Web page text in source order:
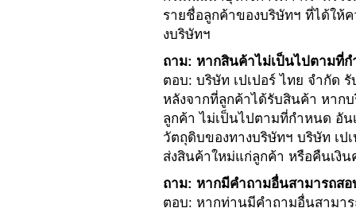
รายชื่อลูกค้าของบริษัทฯ ที่ได้ให้
งบริษัทฯ
ถาม: หากสินค้าไม่เป็นไปตามที่ก
ตอบ: บริษัท เปเปอร์ ไทย จำกัด
หลังจากที่ลูกค้าได้รับสินค้า หาก
ลูกค้า ไม่เป็นไปตามที่กำหนด อั
วัตถุดิบของทางบริษัทฯ บริษัท เป
ส่งสินค้าใหม่แก่ลูกค้า หรือคืนเงิ
ถาม: หากมีคำถามอื่นสามารถสอ
ตอบ: หากท่านมีคำถามอื่นสามา